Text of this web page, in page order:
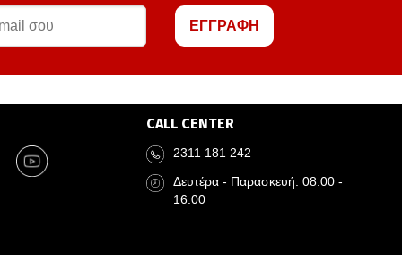
ΕΓΓΡΑΦΗ
CALL CENTER
2311 181 242
Δευτέρα - Παρασκευή: 08:00 -
16:00